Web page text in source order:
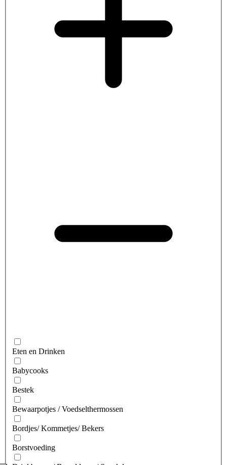
Eten en Drinken
Babycooks
Bestek
Bewaarpotjes / Voedselthermossen
Bordjes/ Kommetjes/ Bekers
Borstvoeding